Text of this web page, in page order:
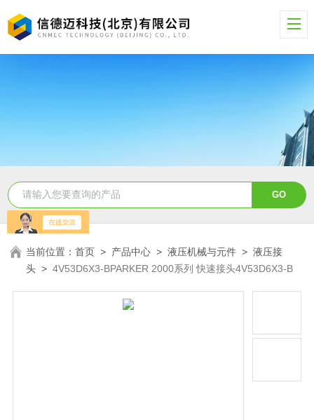
当前位置：首页 > 产品中心 >液压机械与元件 >液压接
头 >4V53D6X3-BPARKER 2000系列 快速接头4V53D6X3-B